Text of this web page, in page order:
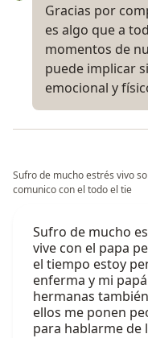
Gracias por
es algo que a
momentos de
puede implicar
emocional y
Sufro de mucho estrés vivo
comunico con el todo el tie
Sufro de mucho
vive con el papa
el tiempo estoy
enferma y mi
hermanas
ellos me ponen
para hablarme de